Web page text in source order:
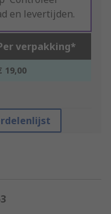
en levertijden.
verpakking*
19,00